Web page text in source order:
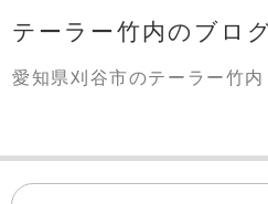
テーラー竹内のブロ
愛知県刈谷市のテーラー竹